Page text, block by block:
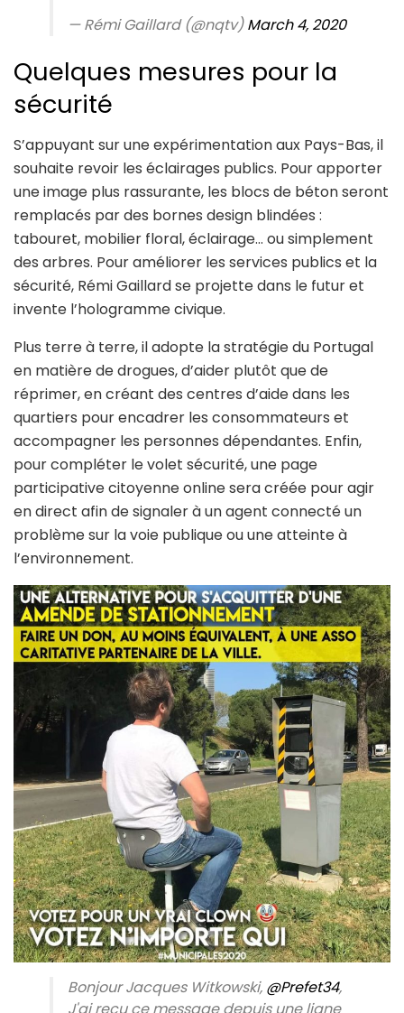
— Rémi Gaillard (@nqtv)March 4, 2020
Quelques mesures pour la
sécurité
S’appuyant sur une expérimentation aux Pays-Bas, il
souhaite revoir les éclairages publics. Pour apporter
une image plus rassurante, les blocs de béton seront
remplacés par des bornes design blindées :
tabouret, mobilier floral, éclairage… ou simplement
des arbres. Pour améliorer les services publics et la
sécurité, Rémi Gaillard se projette dans le futur et
invente l’hologramme civique.
Plus terre à terre, il adopte la stratégie du Portugal
en matière de drogues, d’aider plutôt que de
réprimer, en créant des centres d’aide dans les
quartiers pour encadrer les consommateurs et
accompagner les personnes dépendantes. Enfin,
pour compléter le volet sécurité, une page
participative citoyenne online sera créée pour agir
en direct afin de signaler à un agent connecté un
problème sur la voie publique ou une atteinte à
l’environnement.
Bonjour Jacques Witkowski, @Prefet34,
J'ai reçu ce message depuis une ligne